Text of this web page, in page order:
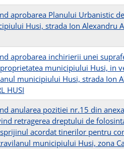
aprobarea Planului Urbanistic
Husi, strada Ion Alexandru
aprobarea inchirierii unei
municipiului Husi, in
municipiului Husi, strada Ion
HUSI
anularea pozitiei nr.15 din
retragerea dreptului de
acordat tinerilor pentru
municipiului Husi, zona